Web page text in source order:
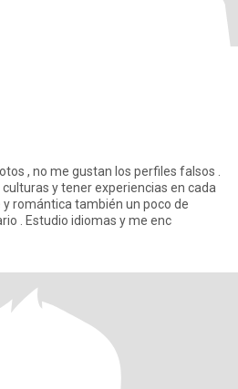
, no me gustan los perfiles falsos .
y tener experiencias en cada
y romántica también un poco de
. Estudio idiomas y me enc